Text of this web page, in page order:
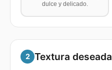
dulce y delicado.
2 Textura deseada